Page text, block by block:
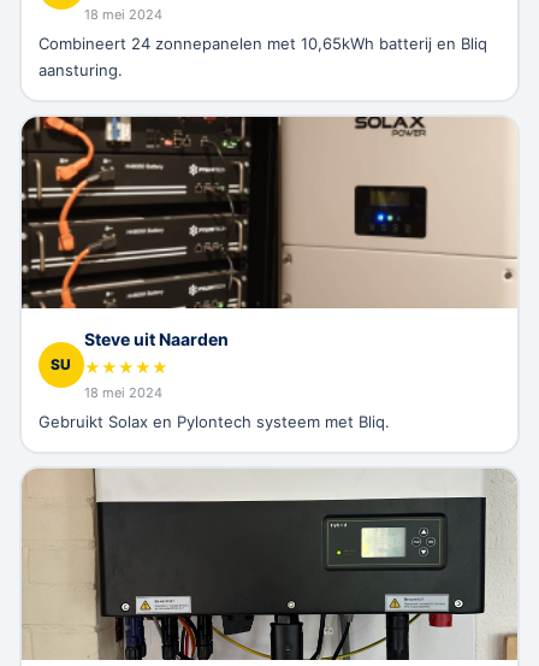
18 mei 2024
Combineert 24 zonnepanelen met 10,65kWh batterij en Bliq
aansturing.
SU
Steve uit Naarden
★★★★★
18 mei 2024
Gebruikt Solax en Pylontech systeem met Bliq.